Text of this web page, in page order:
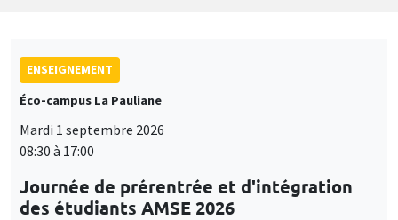
ENSEIGNEMENT
Éco-campus La Pauliane
Mardi 1 septembre 2026
08:30 à 17:00
Journée de prérentrée et d'intégration
des étudiants AMSE 2026